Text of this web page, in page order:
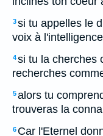
3si tu appelles le
voix à
4si tu la cherches
recherches
5alors tu
trouveras la
6 Car l'Eternel